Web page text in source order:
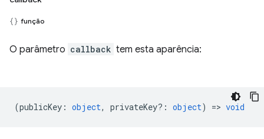
função
O parâmetro callback tem esta aparência:
(publicKey : object, privateKey? : object) => void